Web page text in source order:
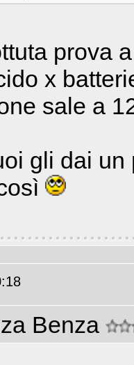
prova
x
sale a
gli dai
Benza